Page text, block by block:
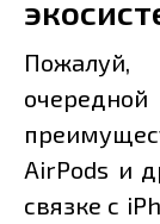
AirPods и
связке с